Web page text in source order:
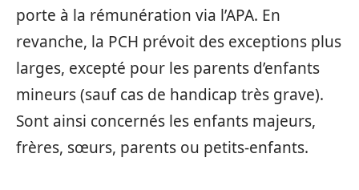
porte à la rémunération via l’APA. En
revanche, la PCH prévoit des exceptions plus
larges, excepté pour les parents d’enfants
mineurs (sauf cas de handicap très grave).
Sont ainsi concernés les enfants majeurs,
frères, sœurs, parents ou petits-enfants.